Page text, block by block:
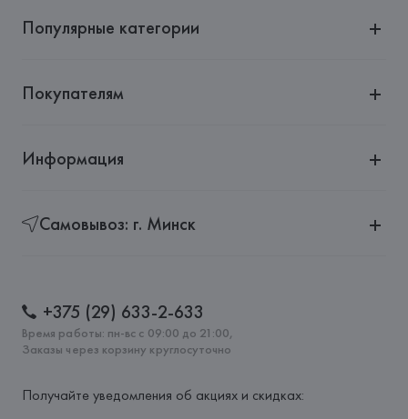
Популярные категории
Покупателям
Информация
Самовывоз: г. Минск
+375 (29) 633-2-633
Время работы: пн-вс с 09:00 до 21:00,
Заказы через корзину круглосуточно
Получайте уведомления об акциях и скидках: